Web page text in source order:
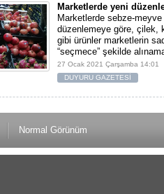
Marketlerde yeni
Marketlerde sebze-
düzenlemeye göre, çilek,
gibi ürünler marketlerin
“seçmece” şekilde
27 Ocak 2021 Çarşamba 14:01
DUYURU GAZETESİ
Normal Görünüm